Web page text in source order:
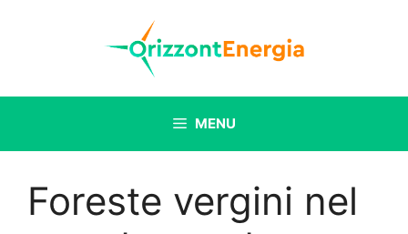
MENU
Foreste vergini nel